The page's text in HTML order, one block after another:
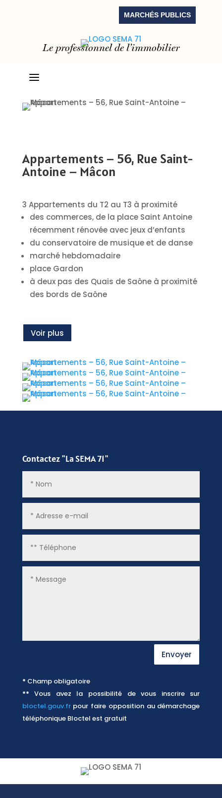
MARCHÉS PUBLICS
Le professionnel de l’immobilier
a
Appartements – 56, Rue Saint-
Antoine – Mâcon
3 Appartements du T2 au T3 à proximité
des commerces, de la place Saint Antoine
récemment rénovée avec jeux d’enfants
du conservatoire de musique et de danse
marché hebdomadaire
place Gardon
à deux pas des Quais de Saône à proximité
des bords de Saône
Voir plus
Contactez "La SEMA 71"
Envoyer
* Champ obligatoire
** Vous avez la possibilité de vous inscrire sur
bloctel.gouv.frpour faire opposition au démarchage
téléphonique Bloctel est gratuit